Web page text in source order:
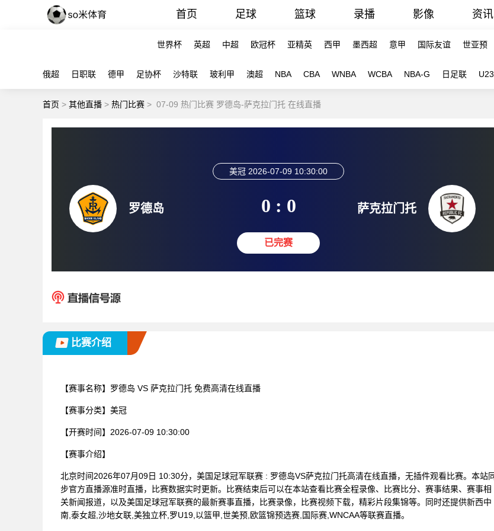
首页 足球 篮球 录播 影像 资讯
世界杯 英超 中超 欧冠杯 亚精英 西甲 墨西超 意甲 国际友谊 世亚预
俄超 日职联 德甲 足协杯 沙特联 玻利甲 澳超 NBA CBA WNBA WCBA NBA-G 日足联
首页 > 其他直播 > 热门比赛 > 07-09 热门比赛 罗德岛-萨克拉门托 在线直播
罗德岛
美冠 2026-07-09 10:30:00
0 : 0
已完赛
萨克拉门托
比赛介绍
【赛事名称】 罗德岛 VS 萨克拉门托 免费高清在线直播
【赛事分类】 美冠
【开赛时间】 2026-07-09 10:30:00
【赛事介绍】
北京时间2026年07月09日 10:30分，美国足球冠军联赛 : 罗德岛VS萨克拉门托高清在线直播，无插件观看比赛。本站
步官方直播源准时直播，比赛数据实时更新。比赛结束后可以在本站查看比赛全程录像、比赛比分、赛事结果、赛事相
关新闻报道，以及美国足球冠军联赛的最新赛事直播，比赛录像，比赛视频下载，精彩片段集锦等。同时还提供新西中
南,泰女超,沙地女联,美独立杯,罗U19,以篮甲,世美预,欧篮锦预选赛,国际赛,WNCAA等联赛直播。